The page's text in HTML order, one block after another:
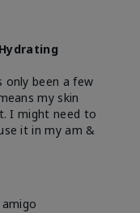
only been a few
my skin
I might need to
it in my am &